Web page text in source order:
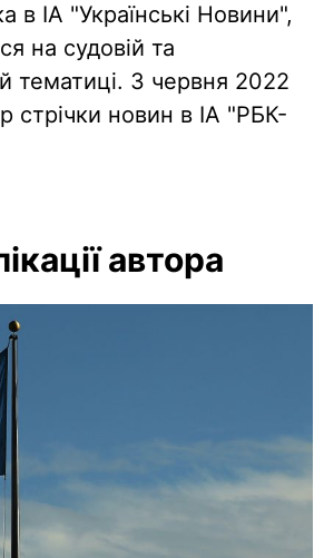
в ІА "Українські Новини",
на судовій та
тематиці. З червня 2022
стрічки новин в ІА "РБК-
автора